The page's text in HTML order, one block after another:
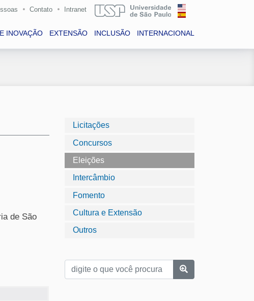
Contato Intranet
INOVAÇÃO EXTENSÃO INCLUSÃO INTERNACIONAL
Licitações
Concursos
Eleições
Intercâmbio
Fomento
Cultura e Extensão
Outros
de São